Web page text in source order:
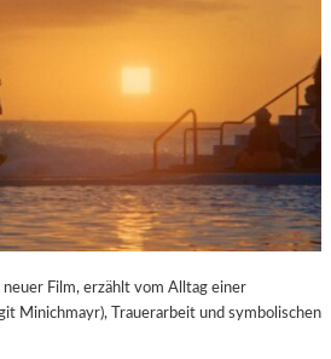
neuer Film, erzählt vom Alltag einer
Minichmayr), Trauerarbeit und symbolischen